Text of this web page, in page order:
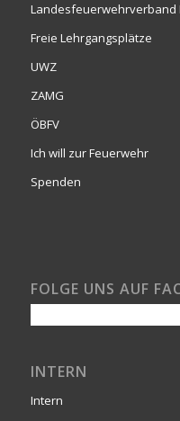
Landesfeuerwehrverband
Freie Lehrgangsplätze
UWZ
ZAMG
ÖBFV
Ich will zur Feuerwehr
Spenden
FOLGE UNS AUF
INTERN
Intern